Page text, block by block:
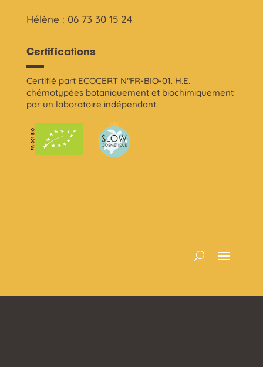
Hélène : 06 73 30 15 24
Certifications
Certifié part ECOCERT N°FR-BIO-01. H.E.
chémotypées botaniquement et biochimiquement
par un laboratoire indépendant.